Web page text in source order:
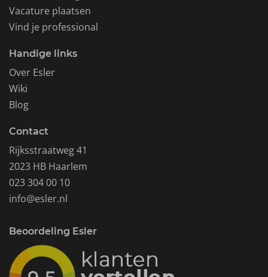
Vacature plaatsen
Vind je professional
Handige links
Over Esler
Wiki
Blog
Contact
Rijksstraatweg 41
2023 HB Haarlem
023 304 00 10
info@esler.nl
Beoordeling Esler